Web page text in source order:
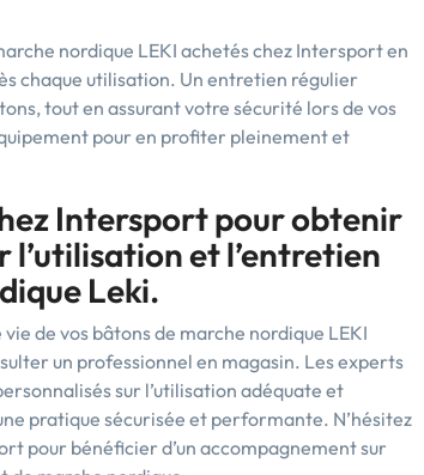
nordique LEKI achetés chez Intersport en
chaque utilisation. Un entretien régulier
tout en assurant votre sécurité lors de vos
pour en profiter pleinement et
Intersport pour obtenir
l’utilisation et l’entretien
Leki.
de vos bâtons de marche nordique LEKI
un professionnel en magasin. Les experts
sur l’utilisation adéquate et
pratique sécurisée et performante. N’hésitez
pour bénéficier d’un accompagnement sur